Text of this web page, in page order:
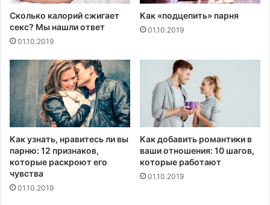
н
о
й
б
л
е
и
а
к
и
ф
е
к
т
и
в
н
с
т
м
е
д
Сколько калорий сжигает
секс? Мы нашли ответ
01.10.2019
Как «подцепить» парня
01.10.2019
Как узнать, нравитесь ли вы
парню: 12 признаков,
которые раскроют его
чувства
01.10.2019
Как добавить романтики в
ваши отношения: 10 шагов,
которые работают
01.10.2019